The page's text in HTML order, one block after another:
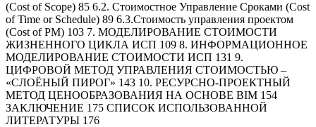
(Cost of Scope) 85 6.2. Стоимостное Управление Сроками (Cost
of Time or Schedule) 89 6.3.Стоимость управления проектом
(Cost of PM) 103 7. МОДЕЛИРОВАНИЕ СТОИМОСТИ
ЖИЗНЕННОГО ЦИКЛА ИСП 109 8. ИНФОРМАЦИОННОЕ
МОДЕЛИРОВАНИЕ СТОИМОСТИ ИСП 131 9.
ЦИФРОВОЙ МЕТОД УПРАВЛЕНИЯ СТОИМОСТЬЮ –
«СЛОЁНЫЙ ПИРОГ» 143 10. РЕСУРСНО-ПРОЕКТНЫЙ
МЕТОД ЦЕНООБРАЗОВАНИЯ НА ОСНОВЕ BIM 154
ЗАКЛЮЧЕНИЕ 175 СПИСОК ИСПОЛЬЗОВАННОЙ
ЛИТЕРАТУРЫ 176